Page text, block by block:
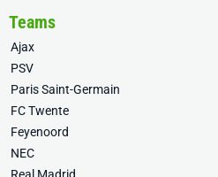
Teams
Ajax
PSV
Paris Saint-Germain
FC Twente
Feyenoord
NEC